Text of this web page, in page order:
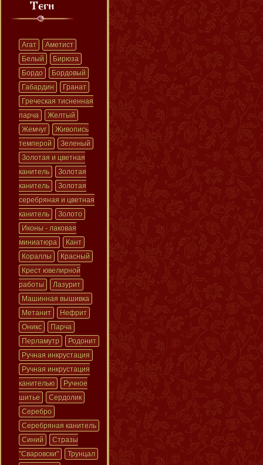
Агат
Аметист
Белый
Бирюза
Бордо
Бордовый
Габардин
Гранат
Греческая тисненная
парча
Желтый
Жемчуг
Живопись
темперой
Зеленый
Золотая и цветная
канитель
Золотая
канитель
Золотая
серебряная и цветная
канитель
Золото
Иконы - лаковая
миниатюра
Кант
Кораллы
Красный
Крест ювелирной
работы
Лазурит
Машинная вышивка
Метанит
Нефрит
Оникс
Парча
Перламутр
Родонит
Ручная инкрустация
Ручная инкрустация
канителью
Ручное
шитье
Сердолик
Серебро
Серебряная канитель
Синий
Стразы
"Сваровски"
Трунцал